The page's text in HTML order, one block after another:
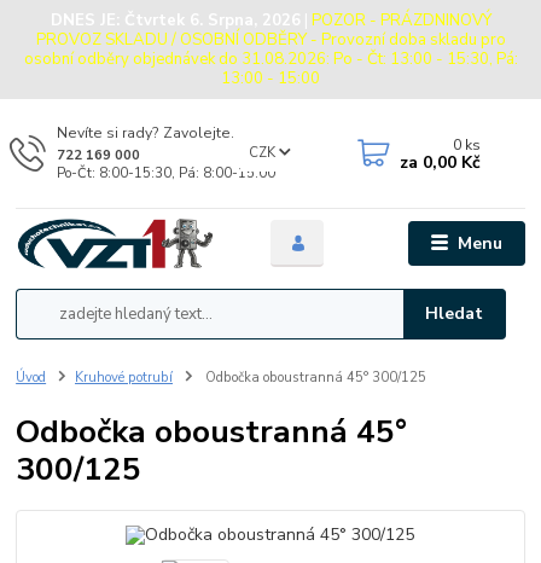
DNES JE: Čtvrtek 6. Srpna, 2026 | POZOR - PRÁZDNINOVÝ
PROVOZ SKLADU / OSOBNÍ ODBĚRY - Provozní doba skladu pro
osobní odběry objednávek do 31.08.2026: Po - Čt: 13:00 - 15:30, Pá:
13:00 - 15:00
Menu
CZK
Hledat
Nevíte si rady? Zavolejte.
722 169 000
Po-Čt: 8:00-15:30, Pá: 8:00-15:00
0 ks
za 0,00 Kč
Úvod Kruhové potrubí Odbočka oboustranná 45° 300/125
Odbočka oboustranná 45°
300/125